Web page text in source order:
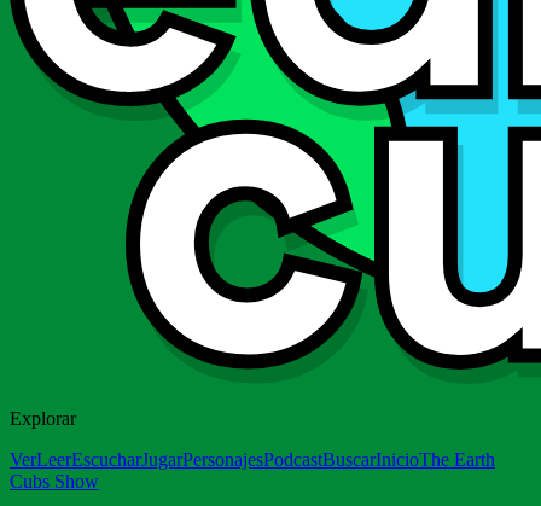
Explorar
VerLeerEscucharJugarPersonajesPodcastBuscarInicioThe Earth
Cubs Show